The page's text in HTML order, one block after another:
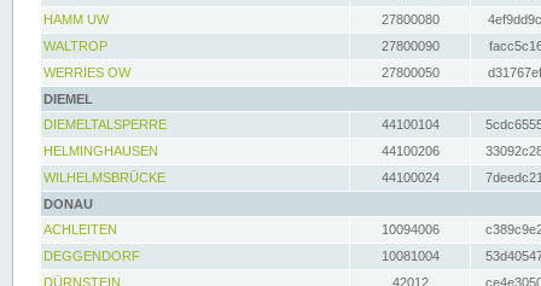
HAMM UW
27800080
WALTROP
27800090
WERRIES OW
27800050
DIEMEL
DIEMELTALSPERRE
44100104
HELMINGHAUSEN
44100206
WILHELMSBRÜCKE
44100024
DONAU
ACHLEITEN
10094006
DEGGENDORF
10081004
DÜRNSTEIN
42012